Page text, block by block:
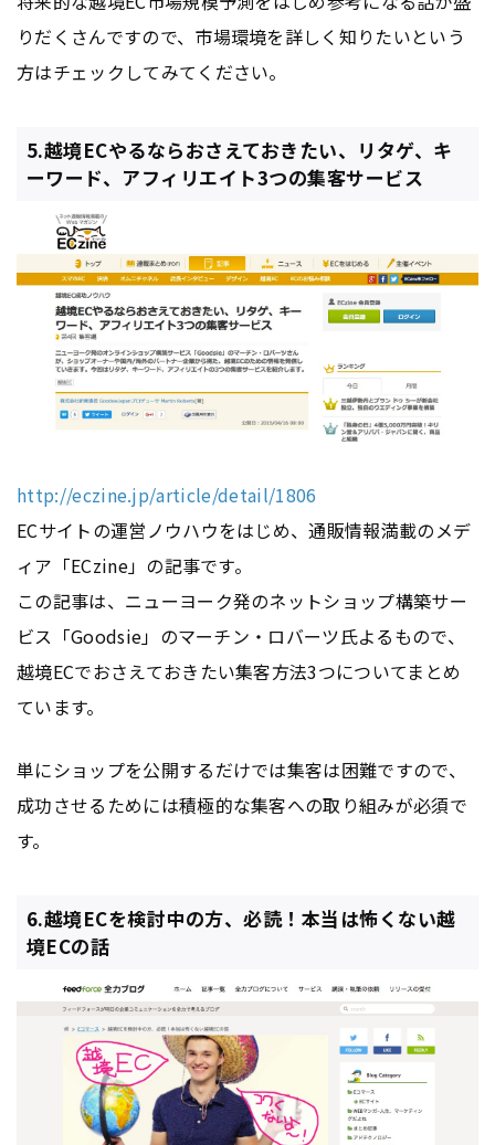
りだくさんですので、市場環境を詳しく知りたいという
方はチェックしてみてください。
5.越境ECやるならおさえておきたい、リタゲ、キ
ーワード、アフィリエイト3つの集客サービス
http://eczine.jp/article/detail/1806
ECサイトの運営ノウハウをはじめ、通販情報満載のメデ
ィア「ECzine」の記事です。
この記事は、ニューヨーク発のネットショップ構築サー
ビス「Goodsie」のマーチン・ロバーツ氏よるもので、
越境ECでおさえておきたい集客方法3つについてまとめ
ています。
単にショップを公開するだけでは集客は困難ですので、
成功させるためには積極的な集客への取り組みが必須で
す。
6.越境ECを検討中の方、必読！本当は怖くない越
境ECの話